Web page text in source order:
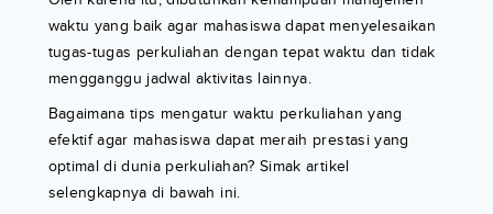
waktu yang baik agar mahasiswa dapat menyelesaikan
tugas-tugas perkuliahan dengan tepat waktu dan tidak
mengganggu jadwal aktivitas lainnya.
Bagaimana tips mengatur waktu perkuliahan yang
efektif agar mahasiswa dapat meraih prestasi yang
optimal di dunia perkuliahan? Simak artikel
selengkapnya di bawah ini.